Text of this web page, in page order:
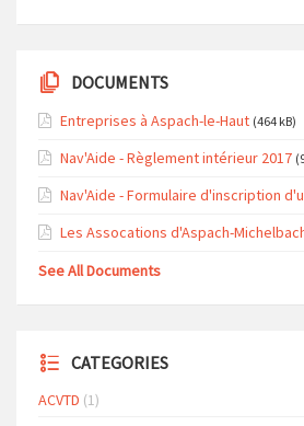
DOCUMENTS
Entreprises à Aspach-le-Haut (464 kB)
Nav'Aide - Règlement intérieur 2017
Nav'Aide - Formulaire d'inscription
Les Assocations d'Aspach-
See All Documents
CATEGORIES
ACVTD (1)